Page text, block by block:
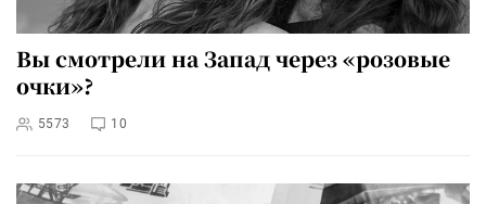
Вы смотрели на Запад через «розовые
очки»?
5573 10